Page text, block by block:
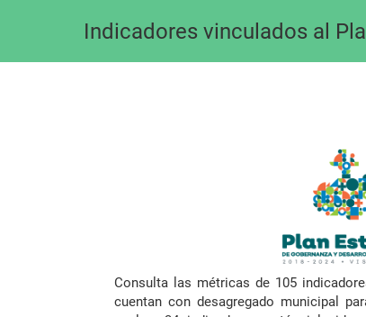
Indicadores vinculados al
Consulta las métricas de 105
cuentan con desagregado municipal